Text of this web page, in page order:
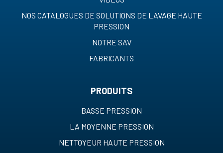
NOS CATALOGUES DE SOLUTIONS DE LAVAGE HAUTE
PRESSION
NOTRE SAV
FABRICANTS
PRODUITS
BASSE PRESSION
LA MOYENNE PRESSION
NETTOYEUR HAUTE PRESSION